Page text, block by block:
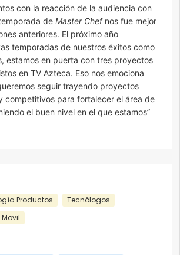
con la reacción de la audiencia con
de Master Chefnos fue mejor
anteriores. El próximo año
temporadas de nuestros éxitos como
estamos en puerta con tres proyectos
en TV Azteca. Eso nos emociona
seguir trayendo proyectos
competitivos para fortalecer el área de
el buen nivel en el que estamos”
Productos
Tecnólogos
Movil